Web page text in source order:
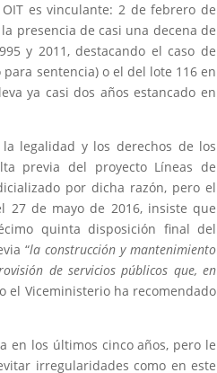
es vinculante: 2 de febrero de
presencia de casi una decena de
y 2011, destacando el caso de
sentencia) o el del lote 116 en
ya casi dos años estancado en
legalidad y los derechos de los
previa del proyecto Líneas de
por dicha razón, pero el
27 de mayo de 2016, insiste que
quinta disposición final del
“la construcción y mantenimiento
de servicios públicos que, en
el Viceministerio ha recomendado
en los últimos cinco años, pero le
irregularidades como en este